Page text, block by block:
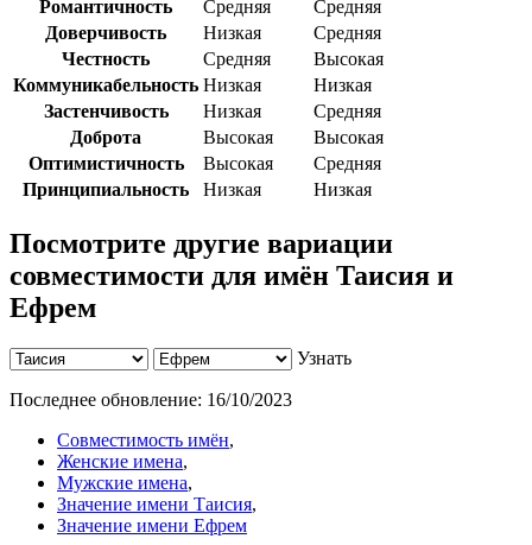
Романтичность Средняя
Средняя
Доверчивость
Низкая
Средняя
Честность
Средняя
Высокая
Коммуникабельность Низкая
Низкая
Застенчивость
Низкая
Средняя
Доброта
Высокая
Высокая
Оптимистичность
Высокая
Средняя
Принципиальность
Низкая Низкая
Посмотрите другие вариации
совместимости для имён Таисия и
Ефрем
Узнать
Последнее обновление: 16/10/2023
Совместимость имён,
Женские имена,
Мужские имена,
Значение имени Таисия,
Значение имени Ефрем